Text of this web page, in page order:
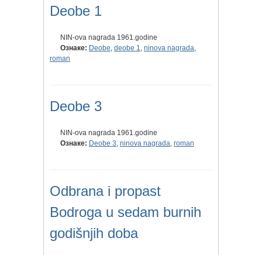
Deobe 1
NIN-ova nagrada 1961.godine
Ознаке: Deobe, deobe 1, ninova nagrada,
roman
Deobe 3
NIN-ova nagrada 1961.godine
Ознаке: Deobe 3, ninova nagrada, roman
Odbrana i propast
Bodroga u sedam burnih
godišnjih doba